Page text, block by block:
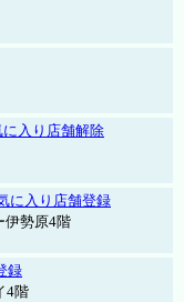
に入り店舗解除
に入り店舗登録
勢原4階
録
4階